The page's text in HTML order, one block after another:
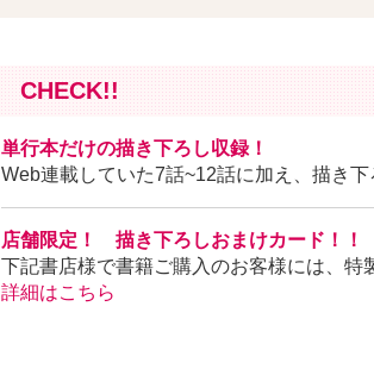
CHECK!!
単行本だけの描き下ろし収録！
Web連載していた7話~12話に加え、描き
店舗限定！ 描き下ろしおまけカード！！
下記書店様で書籍ご購入のお客様には、特
詳細はこちら